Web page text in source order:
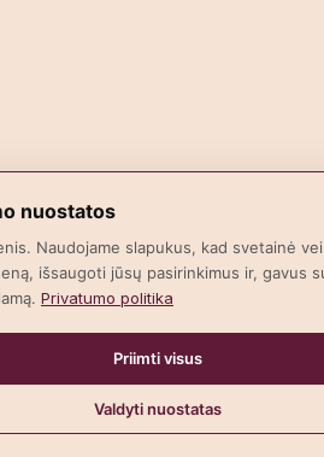
nuostatos
Naudojame slapukus, kad svetainė
išsaugoti jūsų pasirinkimus ir, gavus
Privatumo politika
Priimti visus
Valdyti nuostatas